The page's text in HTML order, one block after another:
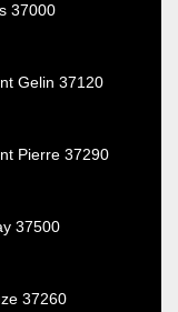
37000
Gelin 37120
Pierre 37290
37500
37260